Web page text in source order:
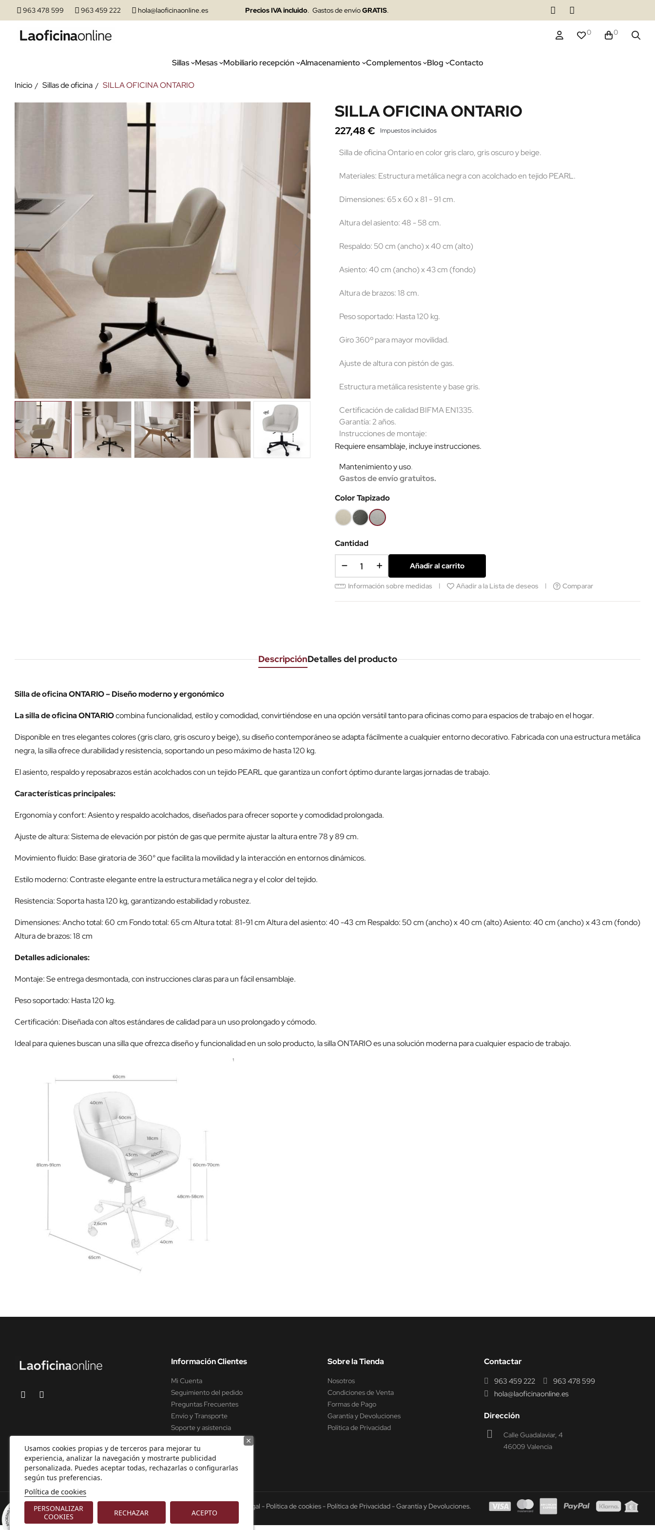
963 478 599 963 459 222 hola@laoficinaonline.es Precios IVA incluido. Gastos de envíoGRATIS.
0 0
Sillas Mesas Mobiliario recepción Almacenamiento Complementos Blog Contacto
Inicio Sillas de oficina SILLA OFICINA ONTARIO
SILLA OFICINA ONTARIO
227,48 € Impuestos incluidos
Silla de oficina Ontario en color gris claro, gris oscuro y beige.
Materiales: Estructura metálica negra con acolchado en tejido PEARL.
Dimensiones: 65 x 60 x 81 - 91 cm.
Altura del asiento: 48 - 58 cm.
Respaldo: 50 cm (ancho) x 40 cm (alto)
Asiento: 40 cm (ancho) x 43 cm (fondo)
Altura de brazos: 18 cm.
Peso soportado: Hasta 120 kg.
Giro 360º para mayor movilidad.
Ajuste de altura con pistón de gas.
Estructura metálica resistente y base gris.
Certificación de calidad BIFMA EN1335.
Garantía: 2 años.
Instrucciones de montaje:
Requiere ensamblaje, incluye instrucciones.
Mantenimiento y uso.
Gastos de envío gratuitos.
Color Tapizado
BeigeGris
oscuro
Gris
claro
Cantidad
Añadir al carrito
Información sobre medidas Añadir a la Lista de deseos Comparar
DescripciónDetalles del producto
Silla de oficina ONTARIO – Diseño moderno y ergonómico
La silla de oficina ONTARIOcombina funcionalidad, estilo y comodidad, convirtiéndose en una opción versátil tanto para oficinas como para espacios de trabajo en el hogar.
Disponible en tres elegantes colores (gris claro, gris oscuro y beige), su diseño contemporáneo se adapta fácilmente a cualquier entorno decorativo. Fabricada con una estructura metálica
negra, la silla ofrece durabilidad y resistencia, soportando un peso máximo de hasta 120 kg.
El asiento, respaldo y reposabrazos están acolchados con un tejido PEARL que garantiza un confort óptimo durante largas jornadas de trabajo.
Características principales:
Ergonomía y confort: Asiento y respaldo acolchados, diseñados para ofrecer soporte y comodidad prolongada.
Ajuste de altura: Sistema de elevación por pistón de gas que permite ajustar la altura entre 78 y 89 cm.
Movimiento fluido: Base giratoria de 360° que facilita la movilidad y la interacción en entornos dinámicos.
Estilo moderno: Contraste elegante entre la estructura metálica negra y el color del tejido.
Resistencia: Soporta hasta 120 kg, garantizando estabilidad y robustez.
Dimensiones: Ancho total: 60 cm Fondo total: 65 cm Altura total: 81-91 cm Altura del asiento: 40 -43 cm Respaldo: 50 cm (ancho) x 40 cm (alto) Asiento: 40 cm (ancho) x 43 cm (fondo)
Altura de brazos: 18 cm
Detalles adicionales:
Montaje: Se entrega desmontada, con instrucciones claras para un fácil ensamblaje.
Peso soportado: Hasta 120 kg.
Certificación: Diseñada con altos estándares de calidad para un uso prolongado y cómodo.
Ideal para quienes buscan una silla que ofrezca diseño y funcionalidad en un solo producto, la silla ONTARIO es una solución moderna para cualquier espacio de trabajo.
Usamos cookies propias y de terceros para mejorar tu
experiencia, analizar la navegación y mostrarte publicidad
personalizada. Puedes aceptar todas, rechazarlas o configurarlas
según tus preferencias.
Política de cookies
PERSONALIZAR
COOKIES
RECHAZAR ACEPTO
Información Clientes
Mi Cuenta
Seguimiento del pedido
Preguntas Frecuentes
Envío y Transporte
Soporte y asistencia
Sobre la Tienda
Nosotros
Condiciones de Venta
Formas de Pago
Garantía y Devoluciones
Política de Privacidad
Contactar
963 459 222
963 478 599
hola@laoficinaonline.es
Dirección
Calle Guadalaviar, 4
46009 Valencia
© 2000-2026 Laoficinaonline. Aviso Legal - Política de cookies- Política de Privacidad-Garantía y Devoluciones.